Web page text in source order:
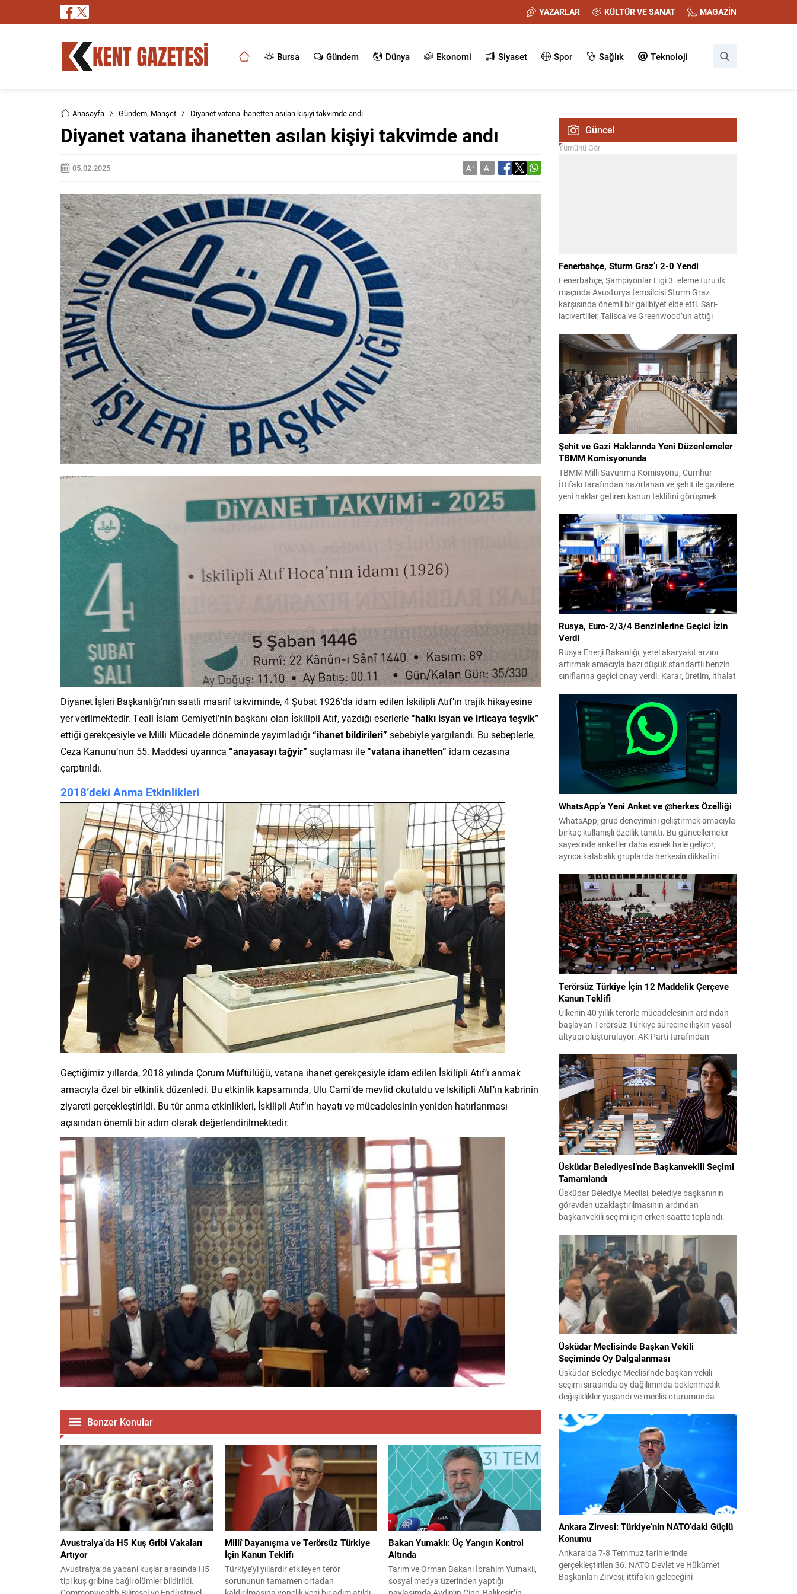
YAZARLAR KÜLTÜR VE SANAT MAGAZİN
Bursa Gündem Dünya Ekonomi Siyaset Spor Sağlık Teknoloji
Anasayfa Gündem, Manşet Diyanet vatana ihanetten asılan kişiyi takvimde andı
Diyanet vatana ihanetten asılan kişiyi takvimde andı
05.02.2025 A+ A-
Diyanet İşleri Başkanlığı’nın saatli maarif takviminde, 4 Şubat 1926’da idam edilen İskilipli Atıf’ın trajik hikayesine
yer verilmektedir. Teali İslam Cemiyeti’nin başkanı olan İskilipli Atıf, yazdığı eserlerle“halkı isyan ve irticaya teşvik”
ettiği gerekçesiyle ve Milli Mücadele döneminde yayımladığı “ihanet bildirileri” sebebiyle yargılandı. Bu sebeplerle,
Ceza Kanunu’nun 55. Maddesi uyarınca “anayasayı tağyir” suçlaması ile“vatana ihanetten” idam cezasına
çarptırıldı.
2018’deki Anma Etkinlikleri
Geçtiğimiz yıllarda, 2018 yılında Çorum Müftülüğü, vatana ihanet gerekçesiyle idam edilen İskilipli Atıf’ı anmak
amacıyla özel bir etkinlik düzenledi. Bu etkinlik kapsamında, Ulu Cami’de mevlid okutuldu ve İskilipli Atıf’ın kabrinin
ziyareti gerçekleştirildi. Bu tür anma etkinlikleri, İskilipli Atıf’ın hayatı ve mücadelesinin yeniden hatırlanması
açısından önemli bir adım olarak değerlendirilmektedir.
Benzer Konular
Avustralya’da H5 Kuş Gribi Vakaları
Artıyor
Avustralya’da yabani kuşlar arasında H5
tipi kuş gribine bağlı ölümler bildirildi.
Millî Dayanışma ve Terörsüz Türkiye
İçin Kanun Teklifi
Türkiye’yi yıllardır etkileyen terör
sorununun tamamen ortadan
Bakan Yumaklı: Üç Yangın Kontrol
Altında
Tarım ve Orman Bakanı İbrahim Yumaklı,
sosyal medya üzerinden yaptığı
Güncel
Tümünü Gör
Fenerbahçe, Sturm Graz’ı 2-0 Yendi
Fenerbahçe, Şampiyonlar Ligi 3. eleme turu ilk
maçında Avusturya temsilcisi Sturm Graz
karşısında önemli bir galibiyet elde etti. Sarı-
lacivertliler, Talisca ve Greenwood’un attığı
öncesi avantaj sağladı. Karşılaşma sonrası
takım yönetimi mücadeleyi değerlendirdi ve
gelecek planlarına dair bilgi verdi. Futboldan
sorumlu yönetici Cihan Kamer,...
Şehit ve Gazi Haklarında Yeni Düzenlemeler
TBMM Komisyonunda
TBMM Milli Savunma Komisyonu, Cumhur
İttifakı tarafından hazırlanan ve şehit ile gazilere
yeni haklar getiren kanun teklifini görüşmek
komisyonda kabul edildi ve bir dizi düzenleme
benimsendi. Teklif kapsamında, vazife
malullerinden hayatını kaybedenlerin anne ve
babalarına bağlanacak aylık tutarının, net asgari
ücretin altında olmayacağı hükme bağlanıyor....
Rusya, Euro-2/3/4 Benzinlerine Geçici İzin
Verdi
Rusya Enerji Bakanlığı, yerel akaryakıt arzını
artırmak amacıyla bazı düşük standartlı benzin
sınıflarına geçici onay verdi. Karar, üretim, ithalat
Temmuz 2027’ye kadar kaldırıyor. Açıklamada
bu düzenlemenin kalıcı bir çevre politikası
değişikliği anlamına gelmediği vurgulanıyor;
kararın geçici olduğu ve uzun vadeli çevre
hedeflerinden sapma amaçlanmadığı...
WhatsApp’a Yeni Anket ve @herkes Özelliği
WhatsApp, grup deneyimini geliştirmek amacıyla
birkaç kullanışlı özellik tanıttı. Bu güncellemeler
sayesinde anketler daha esnek hale geliyor;
ayrıca kalabalık gruplarda herkesin dikkatini
yenilikler, grup içi organizasyonları ve duyuruları
yönetmeyi daha pratik bir hâle getiriyor. Aşağıda
öne çıkan değişiklikler ve kullanım notları
özetlenmiştir. Anketlerde esneklik ve...
Terörsüz Türkiye İçin 12 Maddelik Çerçeve
Kanun Teklifi
Ülkenin 40 yıllık terörle mücadelesinin ardından
başlayan Terörsüz Türkiye sürecine ilişkin yasal
altyapı oluşturuluyor. AK Parti tarafından
Başkanlığı’na sunulmak üzere hazırlandı ve
teklifin 12 maddelik düzenlemeleri kamuoyuyla
paylaşıldı. Hazırlanan düzenleme, örgütün fiili
varlığını sona erdirdiğinin ve tüm silah ile
mühimmatını teslim ettiğinin güvenlik
kurumlarınca tespiti...
Üsküdar Belediyesi’nde Başkanvekili Seçimi
Tamamlandı
Üsküdar Belediye Meclisi, belediye başkanının
görevden uzaklaştırılmasının ardından
başkanvekili seçimi için erken saatte toplandı.
gereken süreç yoğun tartışmalar ve itirazlarla
ilerledi. CHP, Sibel Tan Çetinkaya’yı; Cumhur
İttifakı ise Dündar Ziya Gültekin’i aday gösterdi.
Seçimin ilk iki turunda sonuçlar değişmeyince
üçüncü tura ve ardından salt çoğunluk...
Üsküdar Meclisinde Başkan Vekili
Seçiminde Oy Dalgalanması
Üsküdar Belediye Meclisi’nde başkan vekili
seçimi sırasında oy dağılımında beklenmedik
değişiklikler yaşandı ve meclis oturumunda
görevden uzaklaştırılan Sinem Dedetaş’ın yerine
seçilecek isim için yapılan oylamalarda parti içi
dengeler gündemin merkezine oturdu. CHP’nin
adayı Sibel Tan Çetinkaya ile AK Parti’nin adayı
Dündar Ziya Gültekin arasında geçen...
Ankara Zirvesi: Türkiye’nin NATO’daki Güçlü
Konumu
Ankara’da 7-8 Temmuz tarihlerinde
gerçekleştirilen 36. NATO Devlet ve Hükümet
Başkanları Zirvesi, ittifakın geleceğini